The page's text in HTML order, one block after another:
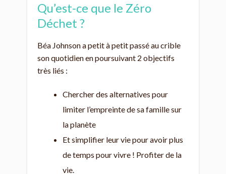
Qu’est-ce que le Zéro
Déchet ?
Béa Johnson a petit à petit passé au crible
son quotidien en poursuivant 2 objectifs
très liés :
Chercher des alternatives pour
limiter l’empreinte de sa famille sur
la planète
Et simplifier leur vie pour avoir plus
de temps pour vivre ! Profiter de la
vie.